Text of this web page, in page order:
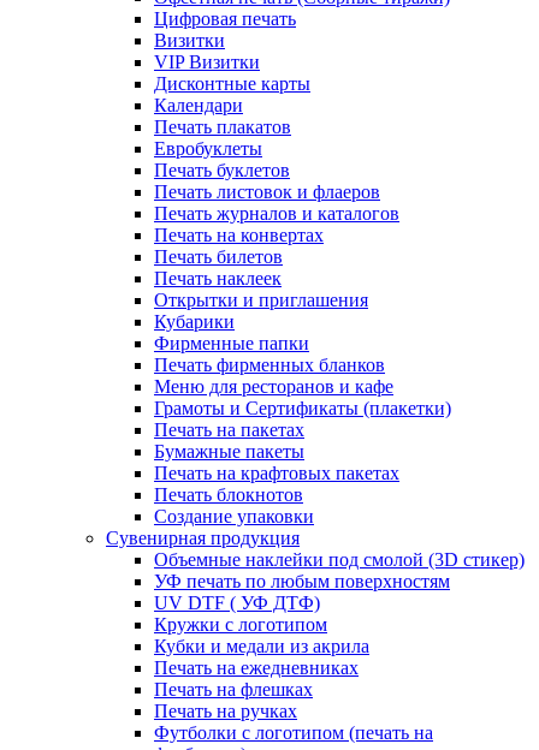
Цифровая печать
Визитки
VIP Визитки
Дисконтные карты
Календари
Печать плакатов
Евробуклеты
Печать буклетов
Печать листовок и флаеров
Печать журналов и каталогов
Печать на конвертах
Печать билетов
Печать наклеек
Открытки и приглашения
Кубарики
Фирменные папки
Печать фирменных бланков
Меню для ресторанов и кафе
Грамоты и Сертификаты (плакетки)
Печать на пакетах
Бумажные пакеты
Печать на крафтовых пакетах
Печать блокнотов
Создание упаковки
Сувенирная продукция
Объемные наклейки под смолой (3D стикер)
УФ печать по любым поверхностям
UV DTF ( УФ ДТФ)
Кружки с логотипом
Кубки и медали из акрила
Печать на ежедневниках
Печать на флешках
Печать на ручках
Футболки с логотипом (печать на